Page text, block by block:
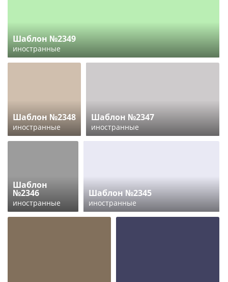
Шаблон №2349
иностранные
Шаблон №2348
иностранные
Шаблон №2347
иностранные
Шаблон
№2346
иностранные
Шаблон №2345
иностранные